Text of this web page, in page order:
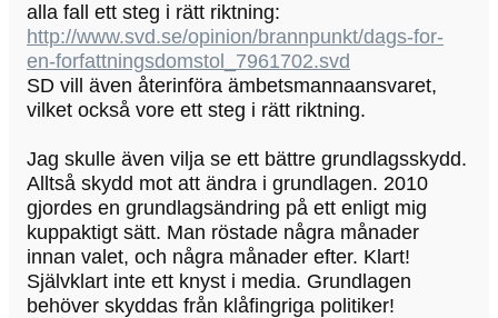
alla fall ett steg i rätt riktning:
http://www.svd.se/opinion/brannpunkt/dags-for-
en-forfattningsdomstol_7961702.svd
SD vill även återinföra ämbetsmannaansvaret,
vilket också vore ett steg i rätt riktning.
Jag skulle även vilja se ett bättre grundlagsskydd.
Alltså skydd mot att ändra i grundlagen. 2010
gjordes en grundlagsändring på ett enligt mig
kuppaktigt sätt. Man röstade några månader
innan valet, och några månader efter. Klart!
Självklart inte ett knyst i media. Grundlagen
behöver skyddas från klåfingriga politiker!